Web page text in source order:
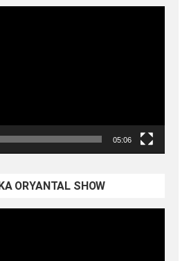
05:06
ORYANTAL SHOW